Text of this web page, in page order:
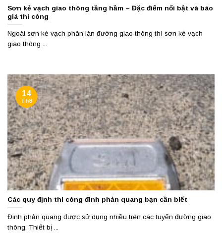
Sơn kẻ vạch giao thông tầng hầm – Đặc điểm nổi bật và báo
giá thi công
Ngoài sơn kẻ vạch phân làn đường giao thông thì sơn kẻ vạch
giao thông ...
Các quy định thi công đinh phản quang bạn cần biết
Đinh phản quang được sử dụng nhiều trên các tuyến đường giao
thông. Thiết bị ...
14
Th8